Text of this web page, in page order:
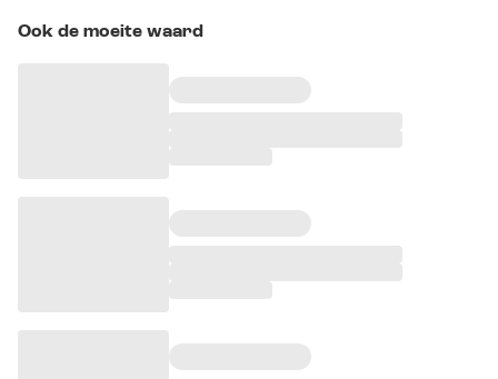
Ook de moeite waard